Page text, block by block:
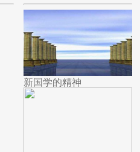
新国学的精神